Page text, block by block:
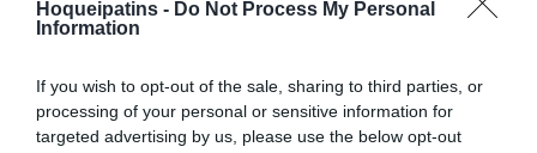
Hoqueipatins - Do Not Process My Personal
Information
If you wish to opt-out of the sale, sharing to third parties, or
processing of your personal or sensitive information for
targeted advertising by us, please use the below opt-out
Fim da 1ª parte.
68 - António Marante ®
3 - Guilherme Silva
5 - Lucas Honório
Início
da 2ª
1 - Pedro Henriques ®
3 - Zé Miranda
8 - Pau Bargalló